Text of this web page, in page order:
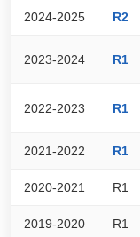
2024-2025 R2
2023-2024 R1
2022-2023 R1
2021-2022 R1
2020-2021 R1
2019-2020 R1